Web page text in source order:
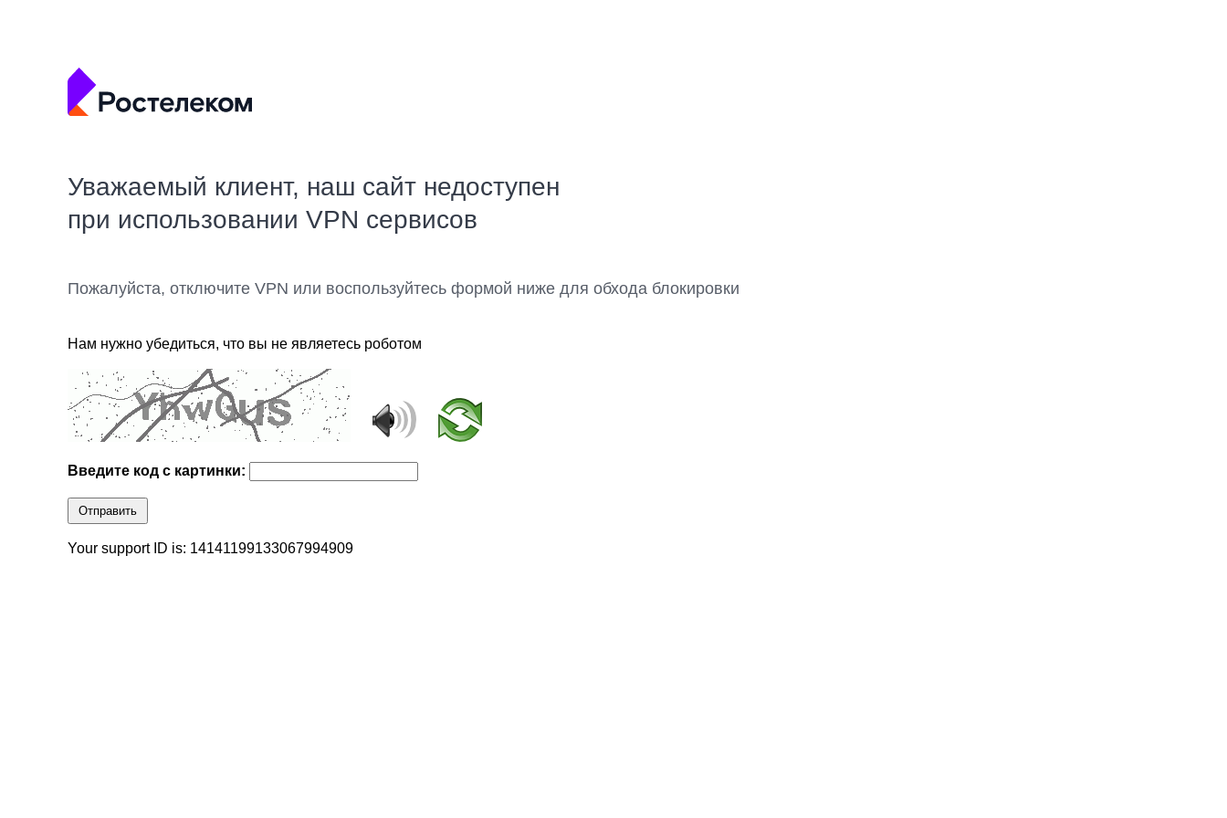
Уважаемый клиент, наш сайт недоступен
при использовании VPN сервисов
Пожалуйста, отключите VPN или воспользуйтесь формой ниже для обхода блокировки
Нам нужно убедиться, что вы не являетесь роботом
Введите код с картинки:
Отправить
Your support ID is: 14141199133067994909